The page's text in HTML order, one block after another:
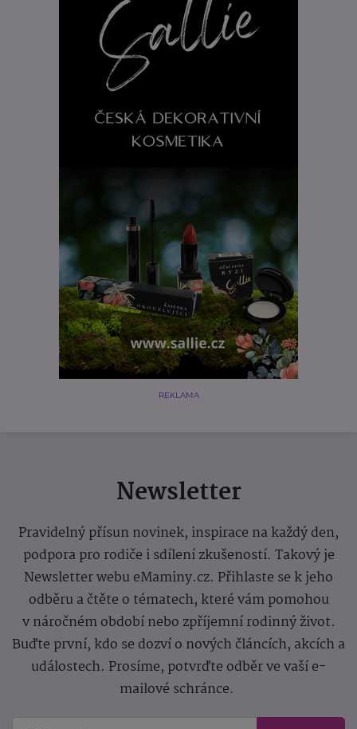
REKLAMA
Newsletter
Pravidelný přísun novinek, inspirace na každý den,
podpora pro rodiče i sdílení zkušeností. Takový je
Newsletter webu eMaminy.cz. Přihlaste se k jeho
odběru a čtěte o tématech, které vám pomohou
v náročném období nebo zpříjemní rodinný život.
Buďte první, kdo se dozví o nových článcích, akcích a
událostech. Prosíme, potvrďte odběr ve vaší e-
mailové schránce.